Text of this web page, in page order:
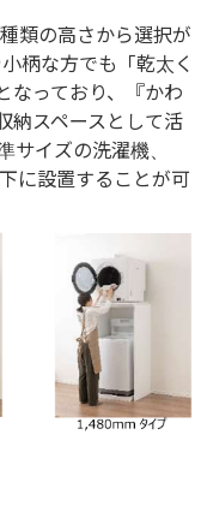
類の高さから選択が
柄な方でも「乾太く
なっており、『かわ
納スペースとして活
サイズの洗濯機、
に設置することが可